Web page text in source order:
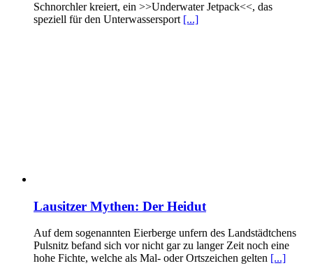
Schnorchler kreiert, ein >>Underwater Jetpack<<, das
speziell für den Unterwassersport [...]
Lausitzer Mythen: Der Heidut
Auf dem sogenannten Eierberge unfern des Landstädtchens
Pulsnitz befand sich vor nicht gar zu langer Zeit noch eine
hohe Fichte, welche als Mal- oder Ortszeichen gelten [...]